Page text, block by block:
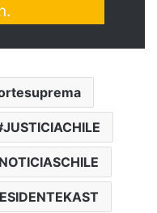
JUSTICIACHILE
NOTICIASCHILE